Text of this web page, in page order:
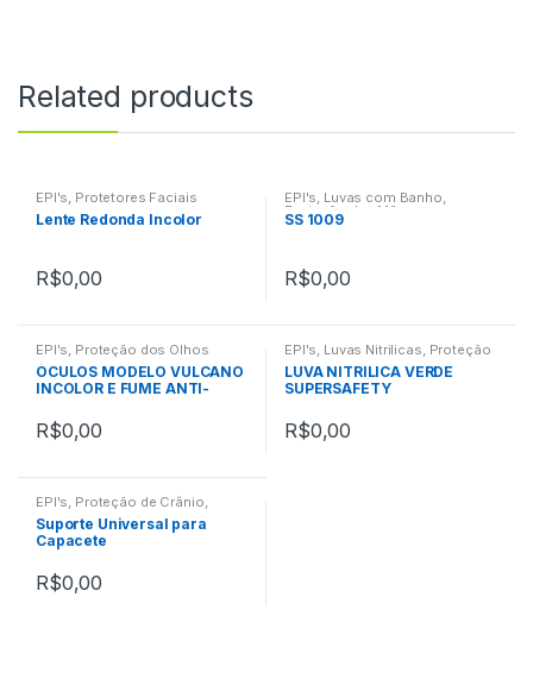
Related products
EPI's, Protetores Faciais
Lente Redonda Incolor
R$0,00
EPI's, Luvas com Banho,
Proteção das Mãos
SS 1009
R$0,00
EPI's, Proteção dos Olhos
ÓCULOS MODELO VULCANO
INCOLOR E FUME ANTI-
UVA/UVB
R$0,00
EPI's, Luvas Nitrilicas, Proteção
das Mãos
LUVA NITRILICA VERDE
SUPERSAFETY
R$0,00
EPI's Proteção de Crânio
Suportes
Suporte Universal para
Capacete
R$0,00